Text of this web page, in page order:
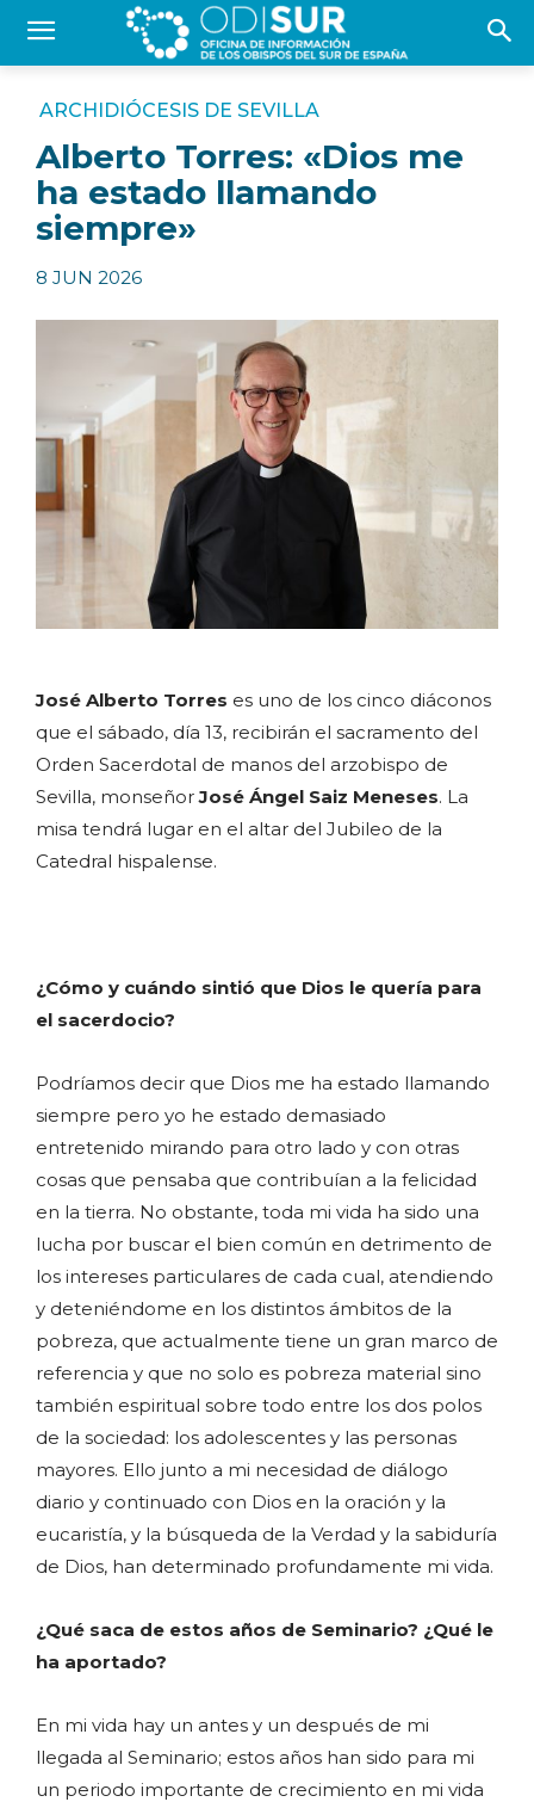
ARCHIDIÓCESIS DE SEVILLA
Alberto Torres: «Dios me
ha estado llamando
siempre»
8 JUN 2026
José Alberto Torres es uno de los cinco diáconos
que el sábado, día 13, recibirán el sacramento del
Orden Sacerdotal de manos del arzobispo de
Sevilla, monseñorJosé Ángel Saiz Meneses. La
misa tendrá lugar en el altar del Jubileo de la
Catedral hispalense.
¿Cómo y cuándo sintió que Dios le quería para
el sacerdocio?
Podríamos decir que Dios me ha estado llamando
siempre pero yo he estado demasiado
entretenido mirando para otro lado y con otras
cosas que pensaba que contribuían a la felicidad
en la tierra. No obstante, toda mi vida ha sido una
lucha por buscar el bien común en detrimento de
los intereses particulares de cada cual, atendiendo
y deteniéndome en los distintos ámbitos de la
pobreza, que actualmente tiene un gran marco de
referencia y que no solo es pobreza material sino
también espiritual sobre todo entre los dos polos
de la sociedad: los adolescentes y las personas
mayores. Ello junto a mi necesidad de diálogo
diario y continuado con Dios en la oración y la
eucaristía, y la búsqueda de la Verdad y la sabiduría
de Dios, han determinado profundamente mi vida.
¿Qué saca de estos años de Seminario? ¿Qué le
ha aportado?
En mi vida hay un antes y un después de mi
llegada al Seminario; estos años han sido para mi
un periodo importante de crecimiento en mi vida